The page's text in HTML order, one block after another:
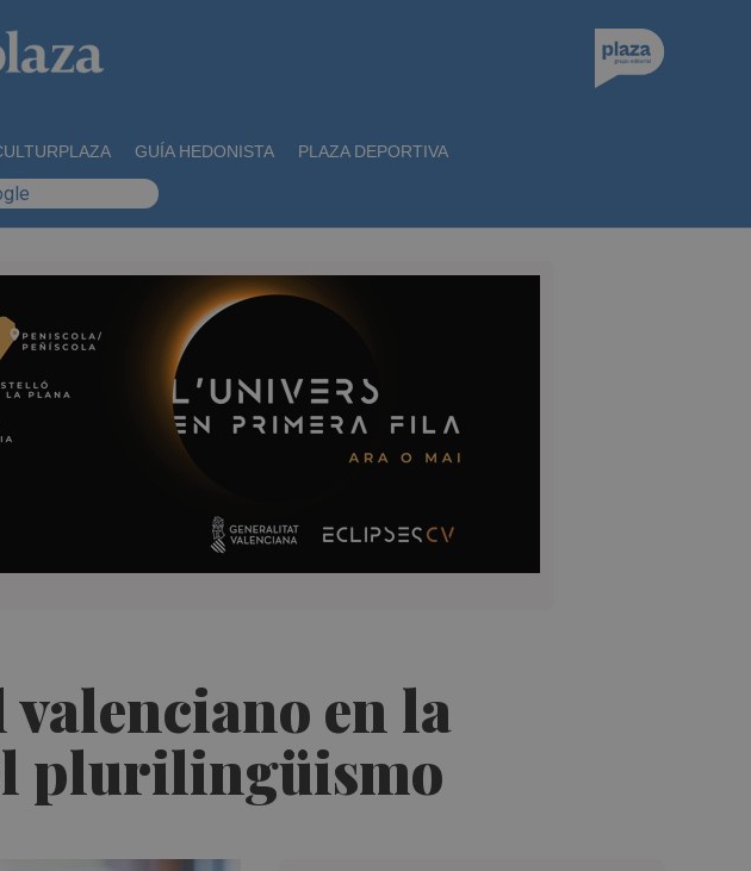
GUÍA HEDONISTA PLAZA DEPORTIVA
en la
plurilingüismo